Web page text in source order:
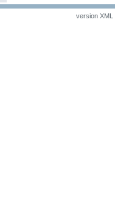
version